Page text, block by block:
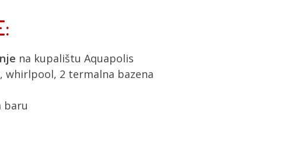
na kupalištu Aquapolis
whirlpool, 2 termalna bazena
baru